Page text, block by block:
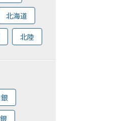
北海道
北陸